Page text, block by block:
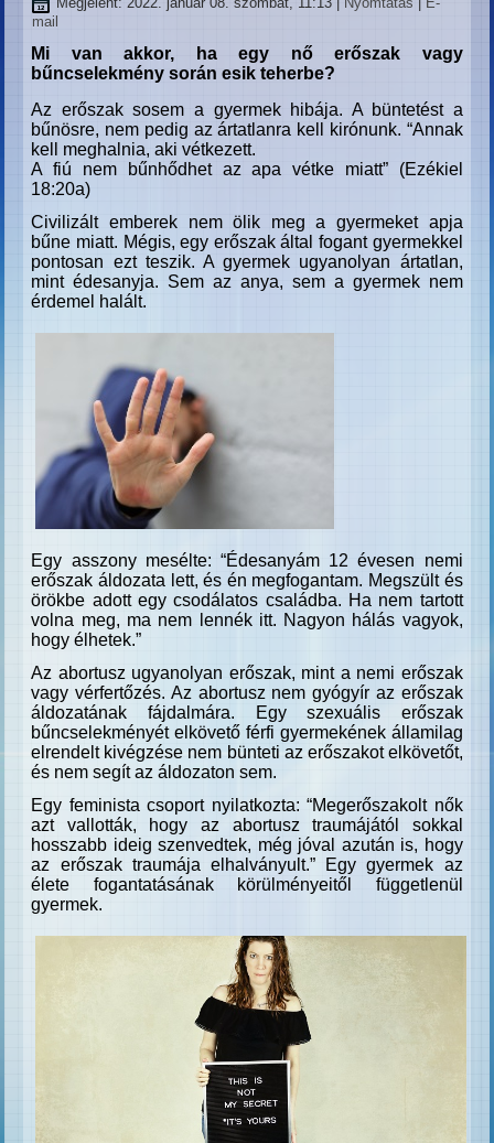
mail
Mi van akkor, ha egy nő erőszak vagy
bűncselekmény során esik teherbe?
Az erőszak sosem a gyermek hibája. A büntetést a
bűnösre, nem pedig az ártatlanra kell kirónunk. “Annak
kell meghalnia, aki vétkezett.
A fiú nem bűnhődhet az apa vétke miatt” (Ezékiel
18:20a)
Civilizált emberek nem ölik meg a gyermeket apja
bűne miatt. Mégis, egy erőszak által fogant gyermekkel
pontosan ezt teszik. A gyermek ugyanolyan ártatlan,
mint édesanyja. Sem az anya, sem a gyermek nem
érdemel halált.
Egy asszony mesélte: “Édesanyám 12 évesen nemi
erőszak áldozata lett, és én megfogantam. Megszült és
örökbe adott egy csodálatos családba. Ha nem tartott
volna meg, ma nem lennék itt. Nagyon hálás vagyok,
hogy élhetek.”
Az abortusz ugyanolyan erőszak, mint a nemi erőszak
vagy vérfertőzés. Az abortusz nem gyógyír az erőszak
áldozatának fájdalmára. Egy szexuális erőszak
bűncselekményét elkövető férfi gyermekének államilag
elrendelt kivégzése nem bünteti az erőszakot elkövetőt,
és nem segít az áldozaton sem.
Egy feminista csoport nyilatkozta: “Megerőszakolt nők
azt vallották, hogy az abortusz traumájától sokkal
hosszabb ideig szenvedtek, még jóval azután is, hogy
az erőszak traumája elhalványult.” Egy gyermek az
élete fogantatásának körülményeitől függetlenül
gyermek.